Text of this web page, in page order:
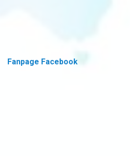
Fanpage Facebook